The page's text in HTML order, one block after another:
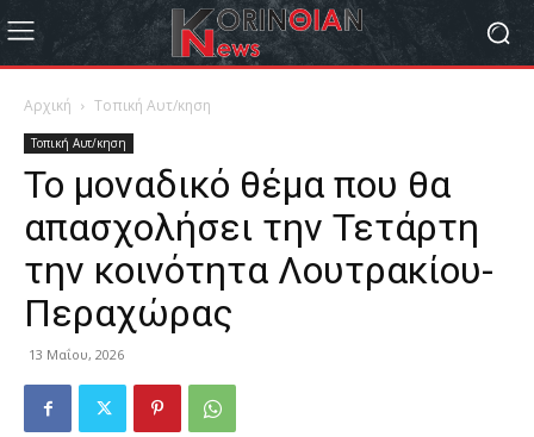
Αρχική Τοπική Αυτ/κηση
Τοπική Αυτ/κηση
Το μοναδικό θέμα που θα
απασχολήσει την Τετάρτη
την κοινότητα Λουτρακίου-
Περαχώρας
13 Μαΐου, 2026